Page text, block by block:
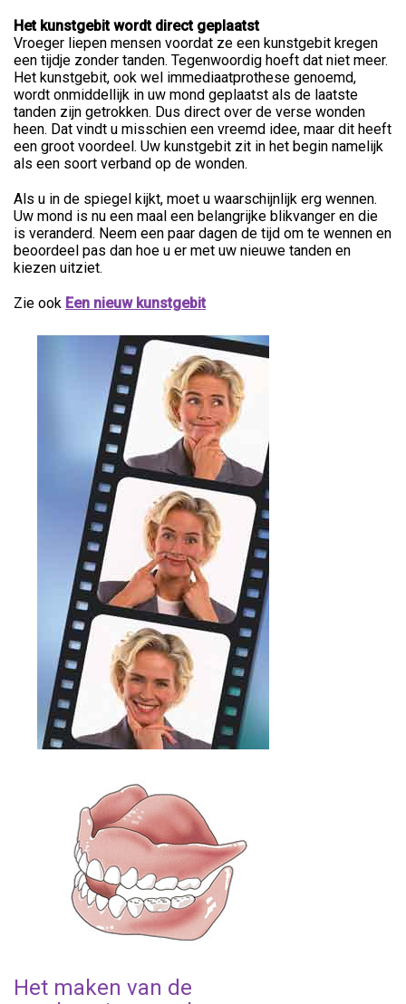
Het kunstgebit wordt direct geplaatst
Vroeger liepen mensen voordat ze een kunstgebit kregen
een tijdje zonder tanden. Tegenwoordig hoeft dat niet meer.
Het kunstgebit, ook wel immediaatprothese genoemd,
wordt onmiddellijk in uw mond geplaatst als de laatste
tanden zijn getrokken. Dus direct over de verse wonden
heen. Dat vindt u misschien een vreemd idee, maar dit heeft
een groot voordeel. Uw kunstgebit zit in het begin namelijk
als een soort verband op de wonden.
Als u in de spiegel kijkt, moet u waarschijnlijk erg wennen.
Uw mond is nu een maal een belangrijke blikvanger en die
is veranderd. Neem een paar dagen de tijd om te wennen en
beoordeel pas dan hoe u er met uw nieuwe tanden en
kiezen uitziet.
Zie ook Een nieuw kunstgebit
Het maken van de